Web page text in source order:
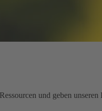
und geben